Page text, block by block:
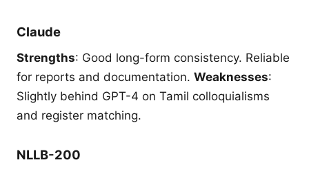
Claude
Strengths: Good long-form consistency. Reliable
for reports and documentation. Weaknesses:
Slightly behind GPT-4 on Tamil colloquialisms
and register matching.
NLLB-200